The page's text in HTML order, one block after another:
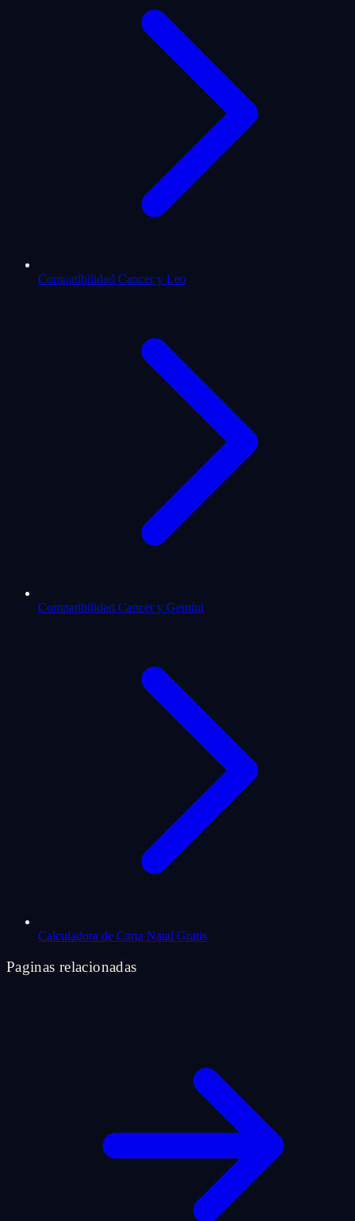
Compatibilidad Cancer y Leo
Compatibilidad Cancer y Gemini
Calculadora de Carta Natal Gratis
Paginas relacionadas